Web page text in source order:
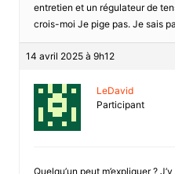
entretien et un régulateur de
crois-moi Je pige pas. Je sais
14 avril 2025 à 9h12
LeDavid
Participant
Quelqu’un peut m’expliquer ?